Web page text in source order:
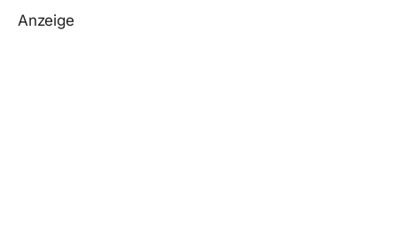
Anzeige